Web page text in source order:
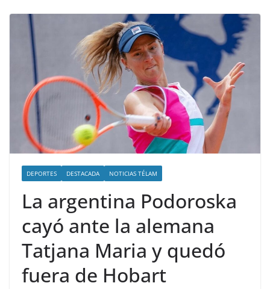
DEPORTES DESTACADA NOTICIAS TÉLAM
La argentina Podoroska
cayó ante la alemana
Tatjana Maria y quedó
fuera de Hobart